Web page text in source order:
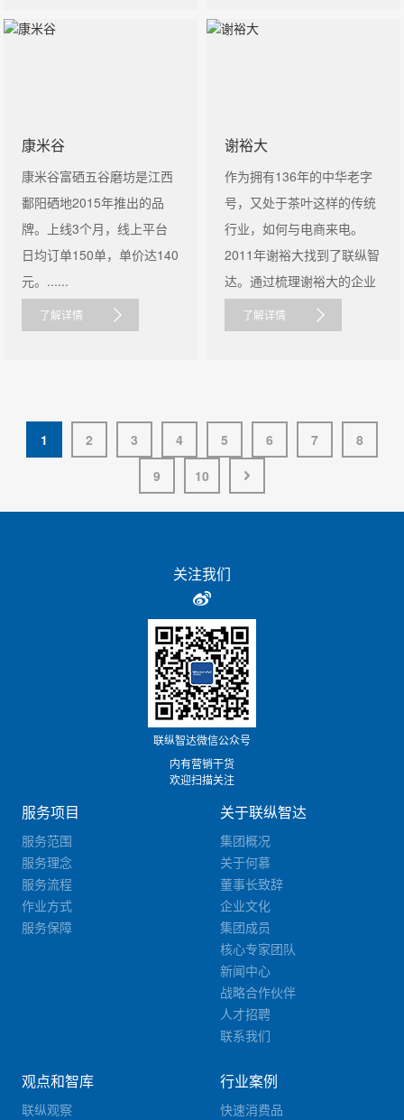
康米谷
康米谷富硒五谷磨坊是江西
鄱阳硒地2015年推出的品
牌。上线3个月，线上平台
日均订单150单，单价达140
元。......
了解详情
谢裕大
作为拥有136年的中华老字
号，又处于茶叶这样的传统
行业，如何与电商来电。
2011年谢裕大找到了联纵智
达。通过梳理谢裕大的企业
资源，我......
了解详情
1 2 3 4 5 6 7
8
9
10
关注我们
联纵智达微信公众号
内有营销干货
欢迎扫描关注
服务项目
服务范围
服务理念
服务流程
作业方式
服务保障
关于联纵智达
集团概况
关于何慕
董事长致辞
企业文化
集团成员
核心专家团队
新闻中心
战略合作伙伴
人才招聘
联系我们
观点和智库
联纵观察
行业案例
快速消费品